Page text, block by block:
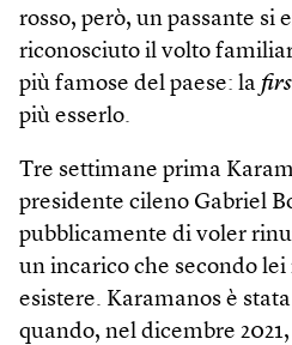
rosso, però, un passante si
riconosciuto il volto
più famose del paese: la
più esserlo.
Tre settimane prima
presidente cileno Gabriel
pubblicamente di voler
un incarico che secondo
esistere. Karamanos è
quando, nel dicembre